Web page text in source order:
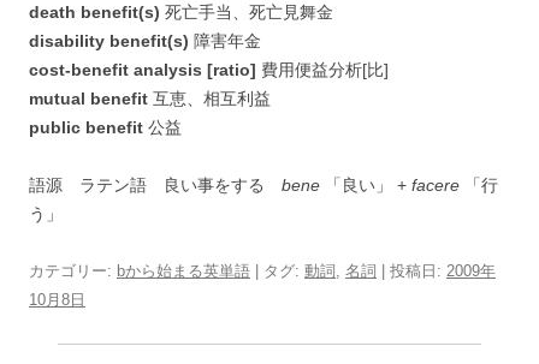
death benefit(s) 死亡手当、死亡見舞金
disability benefit(s) 障害年金
cost-benefit analysis [ratio] 費用便益分析[比]
mutual benefit 互恵、相互利益
public benefit 公益
語源 ラテン語 良い事をする bene 「良い」 + facere 「行
う」
カテゴリー: bから始まる英単語 | タグ: 動詞 , 名詞 | 投稿日: 2009年
10月8日